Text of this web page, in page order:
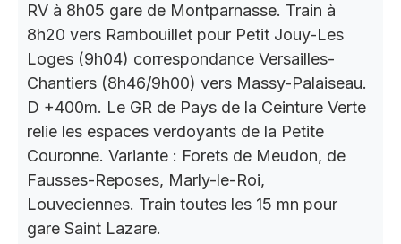
RV à 8h05 gare de Montparnasse. Train à
8h20 vers Rambouillet pour Petit Jouy-Les
Loges (9h04) correspondance Versailles-
Chantiers (8h46/9h00) vers Massy-Palaiseau.
D +400m. Le GR de Pays de la Ceinture Verte
relie les espaces verdoyants de la Petite
Couronne. Variante : Forets de Meudon, de
Fausses-Reposes, Marly-le-Roi,
Louveciennes. Train toutes les 15 mn pour
gare Saint Lazare.